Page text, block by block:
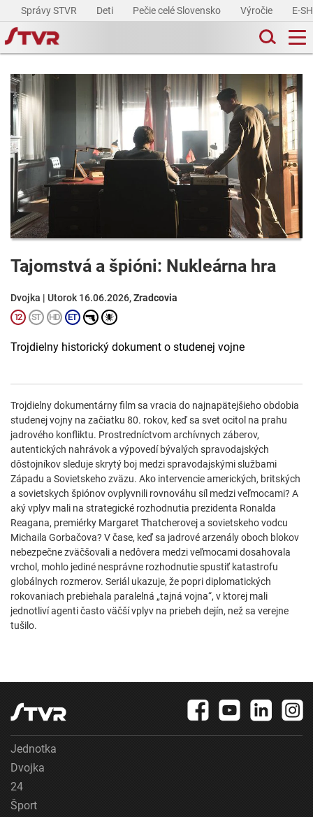
Správy STVR Deti Pečie celé Slovensko Výročie E-
Tajomstvá a špióni: Nukleárna hra
Dvojka | Utorok 16.06.2026,Zradcovia
Trojdielny historický dokument o studenej vojne
Trojdielny dokumentárny film sa vracia do najnapätejšieho obdobia
studenej vojny na začiatku 80. rokov, keď sa svet ocitol na prahu
jadrového konfliktu. Prostredníctvom archívnych záberov,
autentických nahrávok a výpovedí bývalých spravodajských
dôstojníkov sleduje skrytý boj medzi spravodajskými službami
Západu a Sovietskeho zväzu. Ako intervencie amerických, britských
a sovietskych špiónov ovplyvnili rovnováhu síl medzi veľmocami? A
aký vplyv mali na strategické rozhodnutia prezidenta Ronalda
Reagana, premiérky Margaret Thatcherovej a sovietskeho vodcu
Michaila Gorbačova? V čase, keď sa jadrové arzenály oboch blokov
nebezpečne zväčšovali a nedôvera medzi veľmocami dosahovala
vrchol, mohlo jediné nesprávne rozhodnutie spustiť katastrofu
globálnych rozmerov. Seriál ukazuje, že popri diplomatických
rokovaniach prebiehala paralelná „tajná vojna“, v ktorej mali
jednotliví agenti často väčší vplyv na priebeh dejín, než sa verejne
tušilo.
Jednotka
Dvojka
24
Šport